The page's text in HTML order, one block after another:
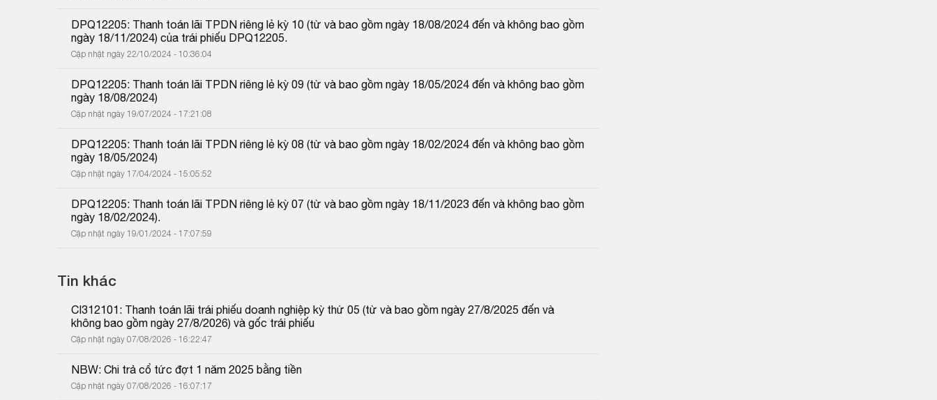
DPQ12205: Thanh toán lãi TPDN riêng lẻ kỳ 10 (từ và bao gồm ngày 18/08/2024 đến và không bao gồm
ngày 18/11/2024) của trái phiếu DPQ12205.
Cập nhật ngày 22/10/2024 - 10:36:04
DPQ12205: Thanh toán lãi TPDN riêng lẻ kỳ 09 (từ và bao gồm ngày 18/05/2024 đến và không bao gồm
ngày 18/08/2024)
Cập nhật ngày 19/07/2024 - 17:21:08
DPQ12205: Thanh toán lãi TPDN riêng lẻ kỳ 08 (từ và bao gồm ngày 18/02/2024 đến và không bao gồm
ngày 18/05/2024)
Cập nhật ngày 17/04/2024 - 15:05:52
DPQ12205: Thanh toán lãi TPDN riêng lẻ kỳ 07 (từ và bao gồm ngày 18/11/2023 đến và không bao gồm
ngày 18/02/2024).
Cập nhật ngày 19/01/2024 - 17:07:59
Tin khác
CI312101: Thanh toán lãi trái phiếu doanh nghiệp kỳ thứ 05 (từ và bao gồm ngày 27/8/2025 đến và
không bao gồm ngày 27/8/2026) và gốc trái phiếu
Cập nhật ngày 07/08/2026 - 16:22:47
NBW: Chi trả cổ tức đợt 1 năm 2025 bằng tiền
Cập nhật ngày 07/08/2026 - 16:07:17